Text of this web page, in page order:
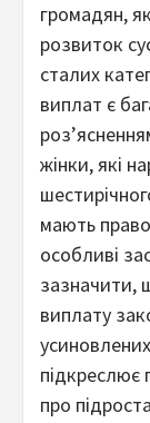
громадян,
розвиток
сталих
виплат є
жінки, які
мають
особливі
зазначити,
виплату
підкреслює
про